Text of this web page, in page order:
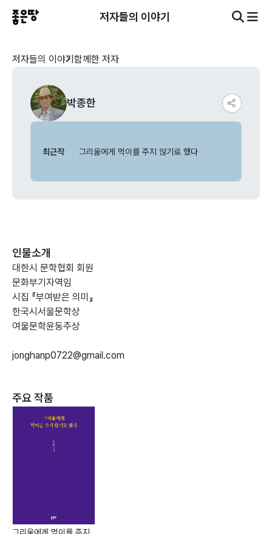
저자들의 이야기
저자들의 이야기 함께한 저자
박종한
최근작 그리움에게 먹이를 주지 않기로 했다
인물소개
대한시 문학협회 회원
문화부기자역임
시집 『부여받은 의미』
한국시서울문학상
여울문학윤동주상
jonghanp0722@gmail.com
주요 작품